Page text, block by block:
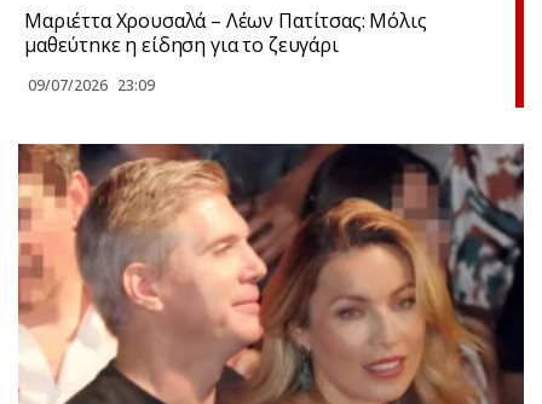
Μαριέττα Χρουσαλά – Λέων Πατίτσας: Μόλις
μαθεύτnκε η είδηση για το ζευγάρι
09/07/2026 23:09